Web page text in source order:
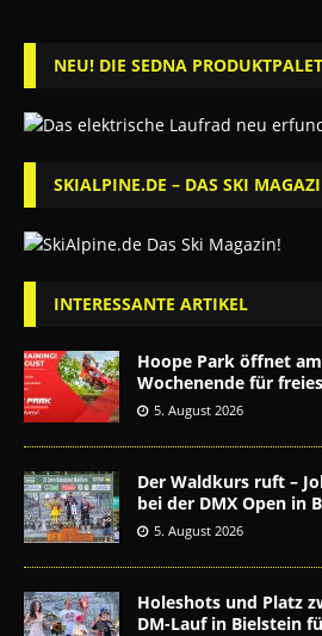
NEU! DIE SEDNA
SKIALPINE.DE – DAS SKI
INTERESSANTE ARTIKEL
Hoope Park öffnet
Wochenende für
5. August 2026
Der Waldkurs ruft –
bei der DMX Open in
5. August 2026
Holeshots und Platz
DM-Lauf in Bielstein